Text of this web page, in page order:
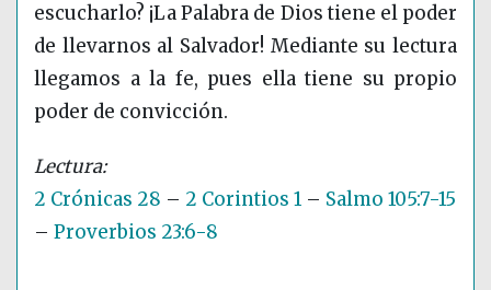
escucharlo? ¡La Palabra de Dios tiene el poder
de llevarnos al Salvador! Mediante su lectura
llegamos a la fe, pues ella tiene su propio
poder de convicción.
2 Crónicas 28 – 2 Corintios 1 – Salmo 105:7-15
– Proverbios 23:6-8